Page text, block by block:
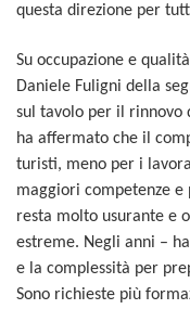
questa direzione per
Su occupazione e
Daniele Fuligni della
sul tavolo per il rinnovo
ha affermato che il
turisti, meno per i
maggiori competenze
resta molto usurante e
estreme. Negli anni –
e la complessità per
Sono richieste più